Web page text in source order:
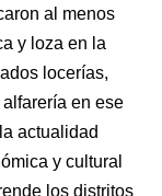
al menos
y loza en la
locerías,
en ese
actualidad
y cultural
los distritos